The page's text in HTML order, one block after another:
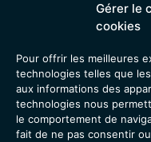
Gérer le
cookies
Pour offrir les meilleures
technologies telles que
aux informations des
technologies nous
le comportement de
fait de ne pas consentir